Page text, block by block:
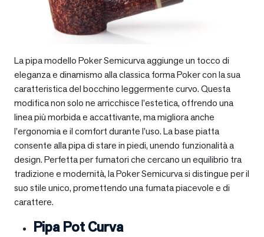
La pipa modello Poker Semicurva aggiunge un tocco di
eleganza e dinamismo alla classica forma Poker con la sua
caratteristica del bocchino leggermente curvo. Questa
modifica non solo ne arricchisce l’estetica, offrendo una
linea più morbida e accattivante, ma migliora anche
l’ergonomia e il comfort durante l’uso. La base piatta
consente alla pipa di stare in piedi, unendo funzionalità a
design. Perfetta per fumatori che cercano un equilibrio tra
tradizione e modernità, la Poker Semicurva si distingue per il
suo stile unico, promettendo una fumata piacevole e di
carattere.
Pipa Pot Curva